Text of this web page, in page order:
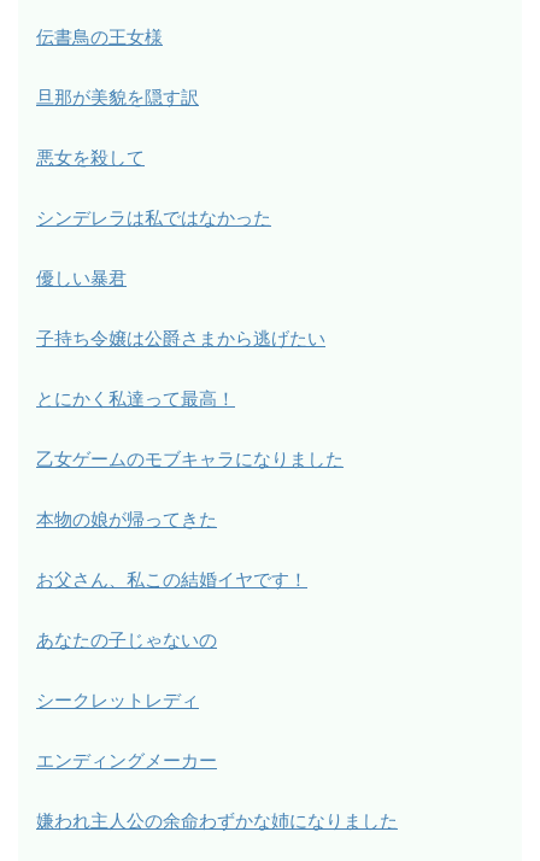
伝書鳥の王女様
旦那が美貌を隠す訳
悪女を殺して
シンデレラは私ではなかった
優しい暴君
子持ち令嬢は公爵さまから逃げたい
とにかく私達って最高！
乙女ゲームのモブキャラになりました
本物の娘が帰ってきた
お父さん、私この結婚イヤです！
あなたの子じゃないの
シークレットレディ
エンディングメーカー
嫌われ主人公の余命わずかな姉になりました